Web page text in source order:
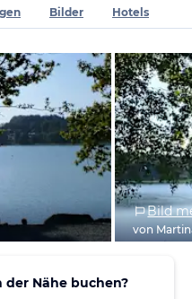
Bilder Hotels
Bild
von
der Nähe buchen?